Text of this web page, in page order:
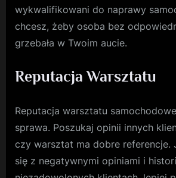
wykwalifikowani do naprawy
chcesz, żeby osoba bez
grzebała w Twoim aucie.
Reputacja Warsztatu
Reputacja warsztatu
sprawa. Poszukaj opinii innych
czy warsztat ma dobre referencje.
się z negatywnymi opiniami i